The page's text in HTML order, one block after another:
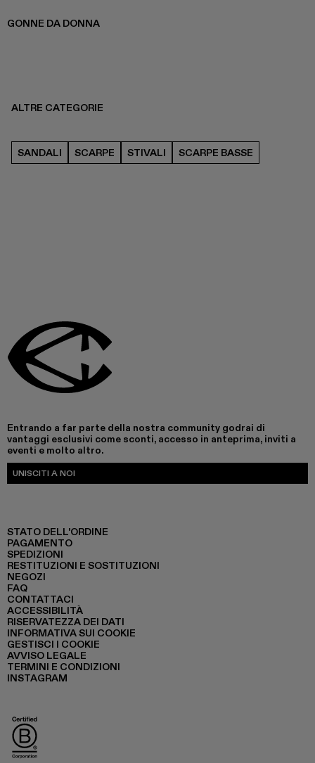
GONNE DA DONNA
ALTRE CATEGORIE
SANDALI SCARPE STIVALI SCARPE BASSE
Entrando a far parte della nostra community godrai di
vantaggi esclusivi come sconti, accesso in anteprima, inviti a
eventi e molto altro.
UNISCITI A NOI
STATO DELL'ORDINE
PAGAMENTO
SPEDIZIONI
RESTITUZIONI E SOSTITUZIONI
NEGOZI
FAQ
CONTATTACI
ACCESSIBILITÀ
RISERVATEZZA DEI DATI
INFORMATIVA SUI COOKIE
GESTISCI I COOKIE
AVVISO LEGALE
TERMINI E CONDIZIONI
INSTAGRAM